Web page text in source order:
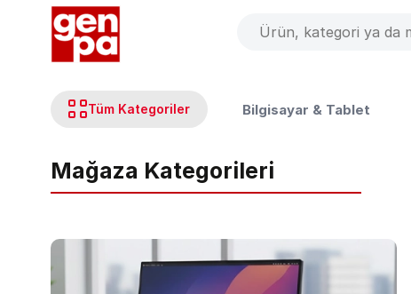
Tüm Kategoriler Bilgisayar & Tablet
Mağaza Kategorileri